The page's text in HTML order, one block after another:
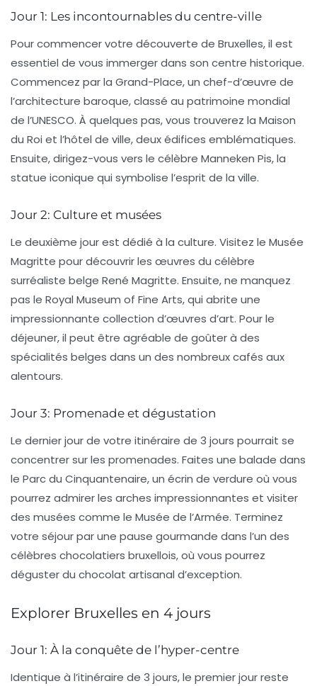
Jour 1: Les incontournables du centre-ville
Pour commencer votre découverte de Bruxelles, il est
essentiel de vous immerger dans son centre historique.
Commencez par la Grand-Place, un chef-d’œuvre de
l’architecture baroque, classé au patrimoine mondial
de l’UNESCO. À quelques pas, vous trouverez la Maison
du Roi et l’hôtel de ville, deux édifices emblématiques.
Ensuite, dirigez-vous vers le célèbre Manneken Pis, la
statue iconique qui symbolise l’esprit de la ville.
Jour 2: Culture et musées
Le deuxième jour est dédié à la culture. Visitez le Musée
Magritte pour découvrir les œuvres du célèbre
surréaliste belge René Magritte. Ensuite, ne manquez
pas le Royal Museum of Fine Arts, qui abrite une
impressionnante collection d’œuvres d’art. Pour le
déjeuner, il peut être agréable de goûter à des
spécialités belges dans un des nombreux cafés aux
alentours.
Jour 3: Promenade et dégustation
Le dernier jour de votre itinéraire de 3 jours pourrait se
concentrer sur les promenades. Faites une balade dans
le Parc du Cinquantenaire, un écrin de verdure où vous
pourrez admirer les arches impressionnantes et visiter
des musées comme le Musée de l’Armée. Terminez
votre séjour par une pause gourmande dans l’un des
célèbres chocolatiers bruxellois, où vous pourrez
déguster du chocolat artisanal d’exception.
Explorer Bruxelles en 4 jours
Jour 1: À la conquête de l’hyper-centre
Identique à l’itinéraire de 3 jours, le premier jour reste